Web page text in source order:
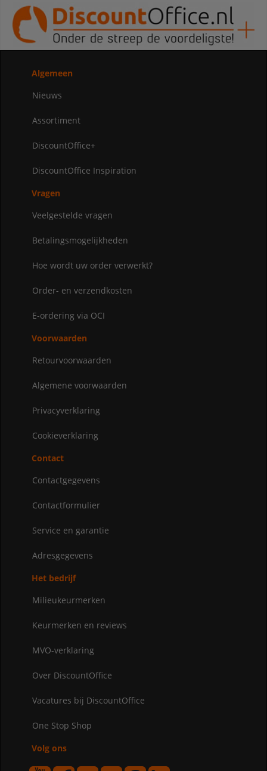
Algemeen
Nieuws
Assortiment
DiscountOffice+
DiscountOffice Inspiration
Vragen
Veelgestelde vragen
Betalingsmogelijkheden
Hoe wordt uw order verwerkt?
Order- en verzendkosten
E-ordering via OCI
Voorwaarden
Retourvoorwaarden
Algemene voorwaarden
Privacyverklaring
Cookieverklaring
Contact
Contactgegevens
Contactformulier
Service en garantie
Adresgegevens
Het bedrijf
Milieukeurmerken
Keurmerken en reviews
MVO-verklaring
Over DiscountOffice
Vacatures bij DiscountOffice
One Stop Shop
Volg ons